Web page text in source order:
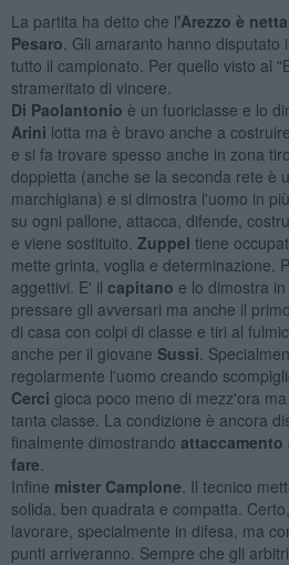
La partita ha detto che l'Arezzo è
Pesaro . Gli amaranto hanno
tutto il campionato. Per quello visto al
strameritato di vincere.
Di Paolantonio è un fuoriclasse e lo
Arini lotta ma è bravo anche a
e si fa trovare spesso anche in zona tiro.
doppietta (anche se la seconda rete è
marchigiana) e si dimostra l'uomo in
su ogni pallone, attacca, difende,
e viene sostituito. Zuppel tiene
mette grinta, voglia e determinazione.
aggettivi. E' il capitano e lo dimostra
pressare gli avversari ma anche il
di casa con colpi di classe e tiri al
anche per il giovane Sussi .
regolarmente l'uomo creando
Cerci gioca poco meno di mezz'ora
tanta classe. La condizione è ancora
finalmente dimostrando attaccamento
fare
Infine mister Camplone . Il tecnico
solida, ben quadrata e compatta.
lavorare, specialmente in difesa, ma
punti arriveranno. Sempre che gli